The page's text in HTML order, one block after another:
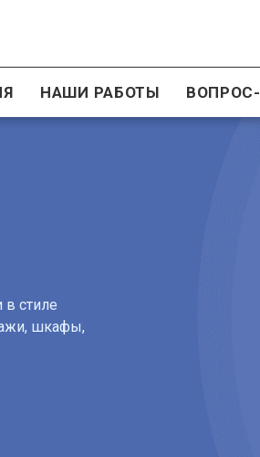
НАШИ РАБОТЫ
стиле
шкафы,